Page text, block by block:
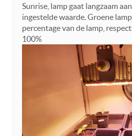
Sunrise, lamp gaat langzaam
ingestelde waarde. Groene
percentage van de lamp,
100%